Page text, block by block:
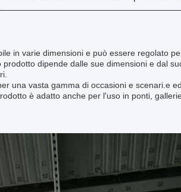
in varie dimensioni e può essere regolato
dipende dalle sue dimensioni e dal
una vasta gamma di occasioni e scenari.e
è adatto anche per l'uso in ponti,